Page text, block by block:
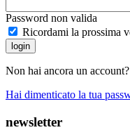
Password non valida
Ricordami la prossima
login
Non hai ancora un account?
Hai dimenticato la tua
newsletter